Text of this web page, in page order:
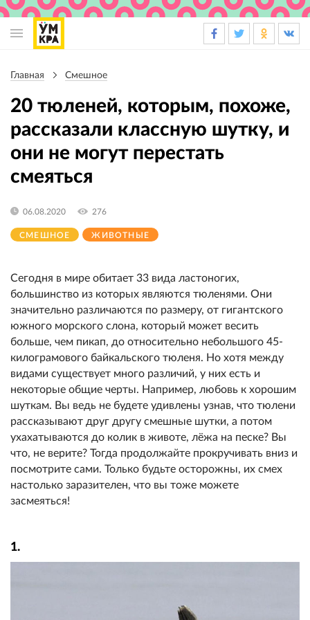
навигации
Главная Смешное
20 тюленей, которым, похоже,
рассказали классную шутку, и
они не могут перестать
смеяться
СМЕШНОЕ ЖИВОТНЫЕ
06.08.2020 276
Сегодня в мире обитает 33 вида ластоногих,
большинство из которых являются тюленями. Они
значительно различаются по размеру, от гигантского
южного морского слона, который может весить
больше, чем пикап, до относительно небольшого 45-
килограмового байкальского тюленя. Но хотя между
видами существует много различий, у них есть и
некоторые общие черты. Например, любовь к хорошим
шуткам. Вы ведь не будете удивлены узнав, что тюлени
рассказывают друг другу смешные шутки, а потом
ухахатываются до колик в животе, лёжа на песке? Вы
что, не верите? Тогда продолжайте прокручивать вниз и
посмотрите сами. Только будьте осторожны, их смех
настолько заразителен, что вы тоже можете
засмеяться!
1.